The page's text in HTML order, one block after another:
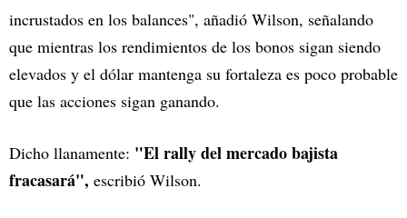
incrustados en los balances", añadió Wilson, señalando
que mientras los rendimientos de los bonos sigan siendo
elevados y el dólar mantenga su fortaleza es poco probable
que las acciones sigan ganando.
Dicho llanamente: "El rally del mercado bajista
fracasará", escribió Wilson.